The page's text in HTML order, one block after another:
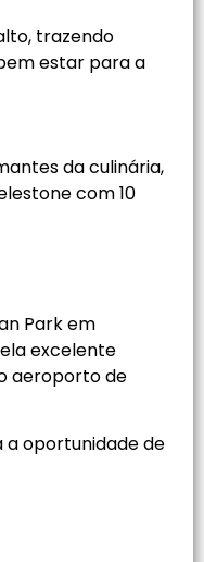
trazendo
estar para a
da culinária,
com 10
Park em
excelente
aeroporto de
a oportunidade de